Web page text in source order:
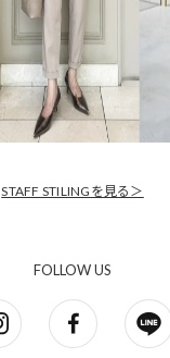
STAFF STILINGを見る＞
FOLLOW US